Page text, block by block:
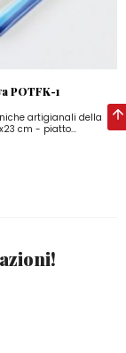
POTFK-1
artigianali della
cm - piatto...